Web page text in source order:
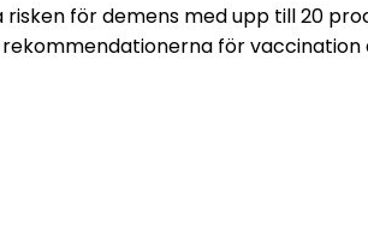
risken för demens med upp till 20
för vaccination